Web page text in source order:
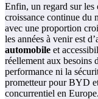
Enfin, un regard sur
croissance continue du
avec une proportion
les années à venir est
automobile et
réellement aux besoins
performance ni la
prometteur pour BYD
concurrentiel en Europe.